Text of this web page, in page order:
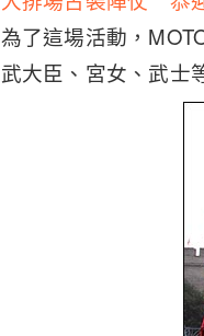
為了這場活動，
武大臣、宮女、武士